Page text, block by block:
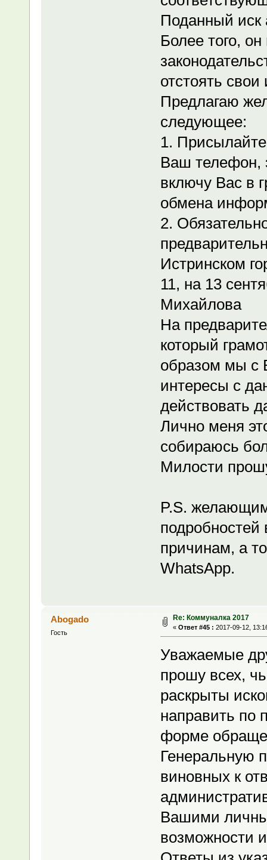
Поданный иск
Более того,
отстоять
Предлагаю
следующее:
1.
Ваш телефон,
включу Вас в
обмена
2.
Истринском
11, на 13
Михайлова
На
который
образом мы с
интересы с
действовать
Лично меня
собираюсь
Милости
P.S.
причинам, а
WhatsApp.
Abogado
Гость
Re: Коммуналка 2017
« Ответ #45 : 2017-09-12,
Уважаемые
прошу всех,
раскрыты
направить по
форме
Генеральную
виновных к
Вашими
возможности